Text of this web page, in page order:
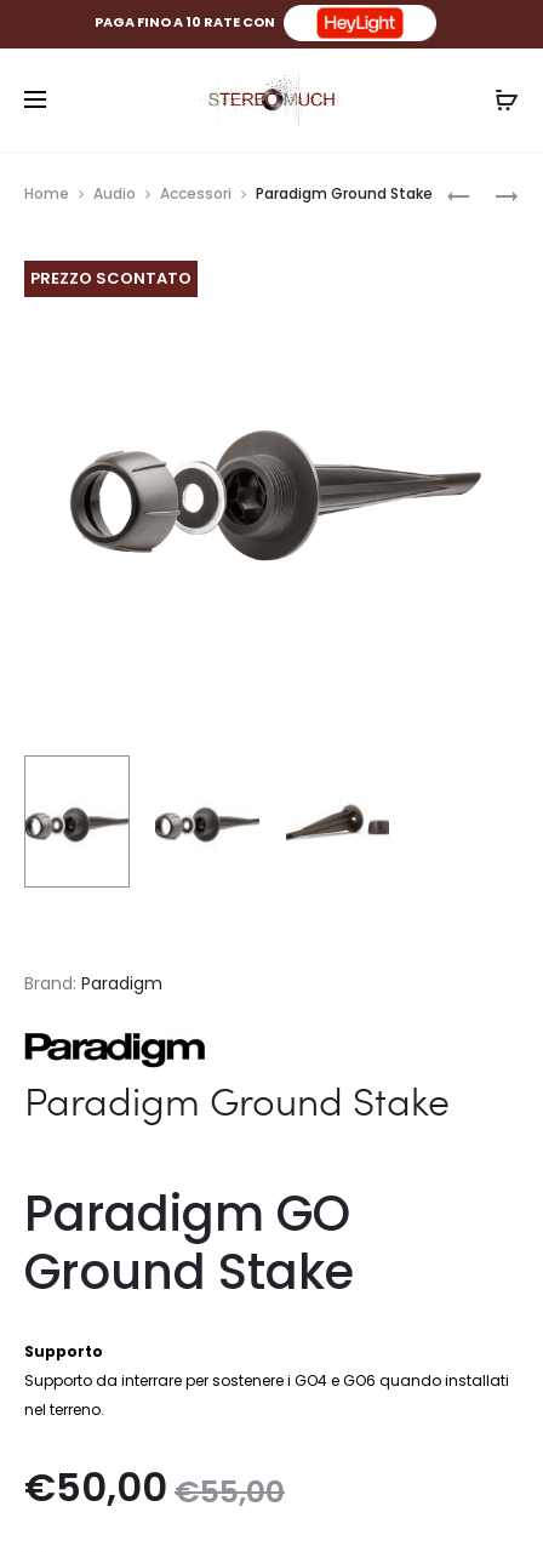
PAGA FINO A 10 RATE CON
Home Audio Accessori Paradigm Ground Stake
PREZZO SCONTATO
Brand: Paradigm
Paradigm Ground Stake
Paradigm GO
Ground Stake
Supporto
Supporto da interrare per sostenere i GO4 e GO6 quando installati
nel terreno.
€55,00
Il
€50,00